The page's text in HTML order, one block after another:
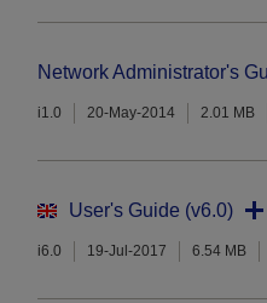
Network Administrator's
i1.0 20-May-2014 2.01 MB
User's Guide (v6.0)
i6.0 19-Jul-2017 6.54 MB